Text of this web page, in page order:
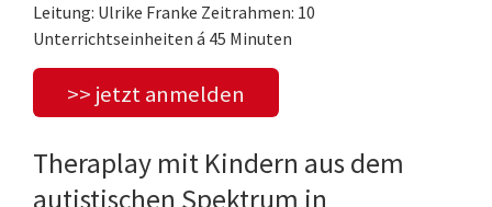
Leitung: Ulrike Franke Zeitrahmen: 10
Unterrichtseinheiten á 45 Minuten
>> jetzt anmelden
Theraplay mit Kindern aus dem
autistischen Spektrum in